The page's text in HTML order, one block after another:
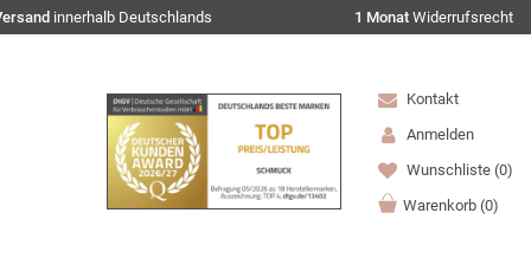
innerhalb Deutschlands 1 Monat Widerrufsrecht
Kontakt
Anmelden
Wunschliste (0)
Warenkorb (0)